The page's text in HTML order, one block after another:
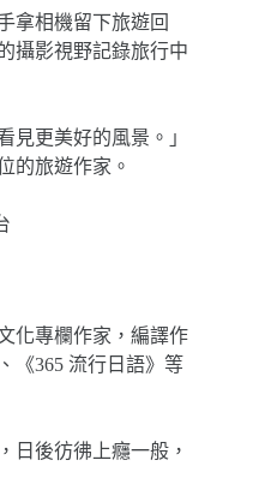
相機留下旅遊回
攝影視野記錄旅行中
更美好的風景。」
的旅遊作家。
專欄作家，編譯作
《365 流行日語》等
後彷彿上癮一般，